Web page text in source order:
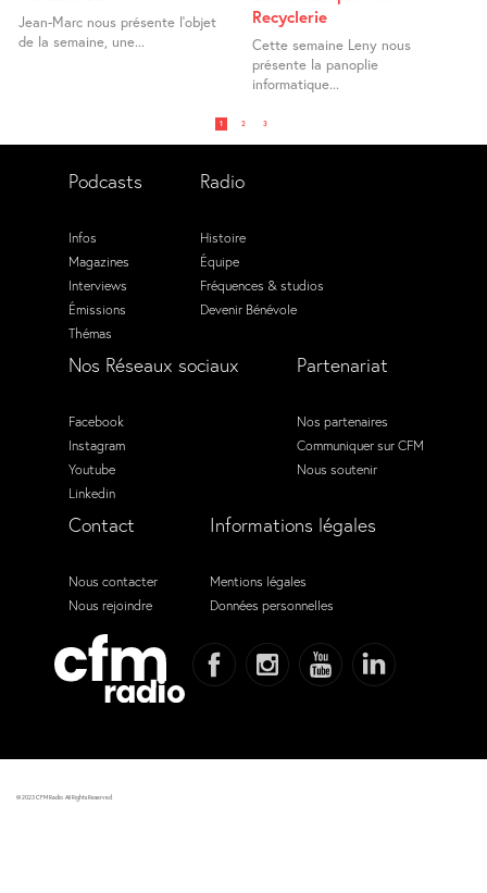
Jean-Marc nous présente l’objet
de la semaine, une...
Recyclerie
Cette semaine Leny nous
présente la panoplie
informatique...
1 2 3
Podcasts
Infos
Magazines
Interviews
Émissions
Thémas
Radio
Histoire
Équipe
Fréquences & studios
Devenir Bénévole
Nos Réseaux sociaux
Facebook
Instagram
Youtube
Linkedin
Partenariat
Nos partenaires
Communiquer sur CFM
Nous soutenir
Contact
Nous contacter
Nous rejoindre
Informations légales
Mentions légales
Données personnelles
© 2023 CFM Radio. All Rights Reserved.